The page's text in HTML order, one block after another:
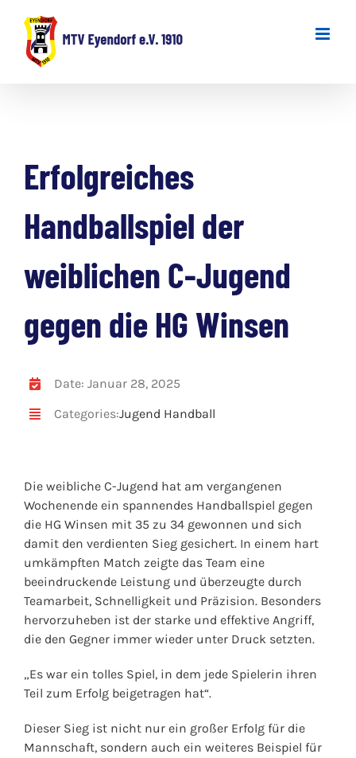
Inhalt
springen
Erfolgreiches
Handballspiel der
weiblichen C-Jugend
gegen die HG Winsen
Date: Januar 28, 2025
Categories:Jugend Handball
Die weibliche C-Jugend hat am vergangenen
Wochenende ein spannendes Handballspiel gegen
die HG Winsen mit 35 zu 34 gewonnen und sich
damit den verdienten Sieg gesichert. In einem hart
umkämpften Match zeigte das Team eine
beeindruckende Leistung und überzeugte durch
Teamarbeit, Schnelligkeit und Präzision. Besonders
hervorzuheben ist der starke und effektive Angriff,
die den Gegner immer wieder unter Druck setzten.
„Es war ein tolles Spiel, in dem jede Spielerin ihren
Teil zum Erfolg beigetragen hat“.
Dieser Sieg ist nicht nur ein großer Erfolg für die
Mannschaft, sondern auch ein weiteres Beispiel für